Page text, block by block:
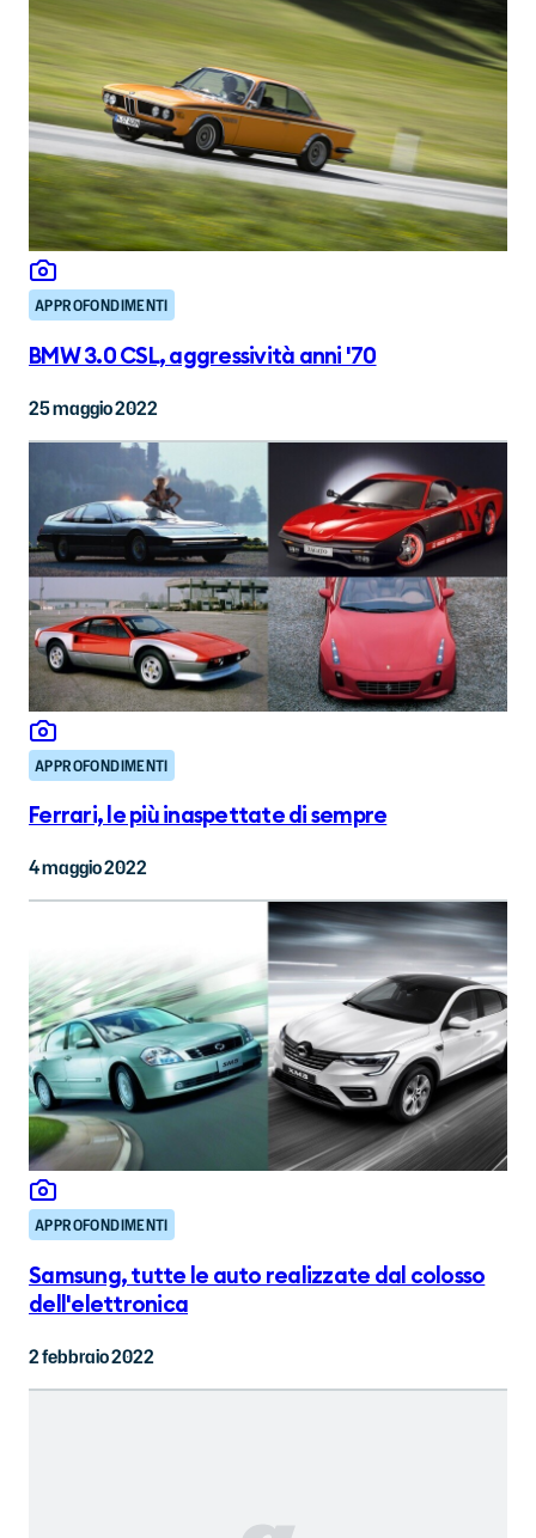
APPROFONDIMENTI
BMW 3.0 CSL, aggressività anni '70
25 maggio 2022
APPROFONDIMENTI
Ferrari, le più inaspettate di sempre
4 maggio 2022
APPROFONDIMENTI
Samsung, tutte le auto realizzate dal colosso
dell'elettronica
2 febbraio 2022